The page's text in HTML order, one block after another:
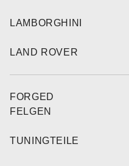
LAMBORGHINI
LAND ROVER
FORGED
FELGEN
TUNINGTEILE